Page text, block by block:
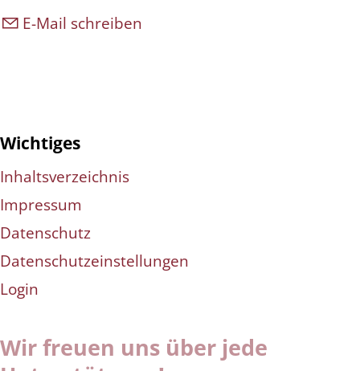
E-Mail schreiben
Wichtiges
Inhaltsverzeichnis
Impressum
Datenschutz
Datenschutzeinstellungen
Login
Wir freuen uns über jede